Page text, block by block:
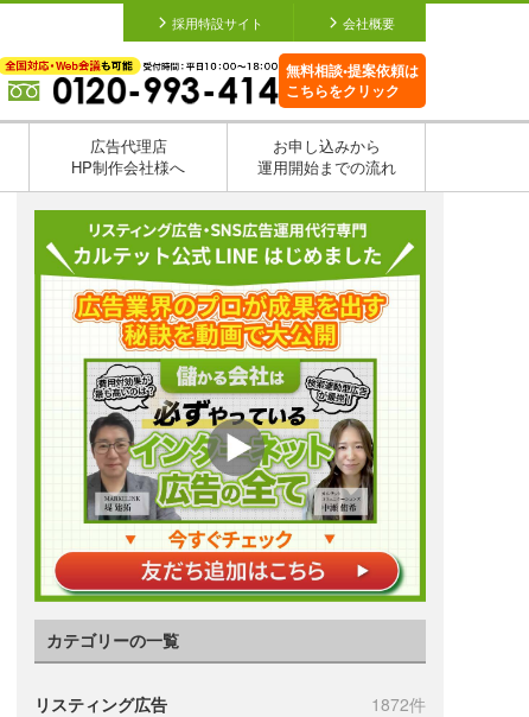
採用特設サイト 会社概要
無料相談•提案依頼は
こちらをクリック
広告代理店
HP制作会社様へ
お申し込みから
運用開始までの流れ
カテゴリーの一覧
リスティング広告 1872件